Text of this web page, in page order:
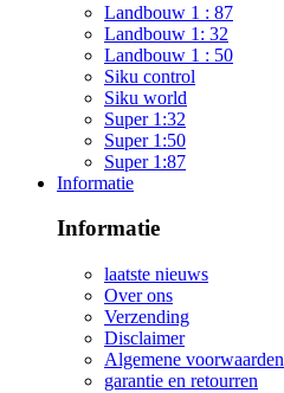
Landbouw 1 : 87
Landbouw 1: 32
Landbouw 1 : 50
Siku control
Siku world
Super 1:32
Super 1:50
Super 1:87
Informatie
Informatie
laatste nieuws
Over ons
Verzending
Disclaimer
Algemene voorwaarden
garantie en retourren